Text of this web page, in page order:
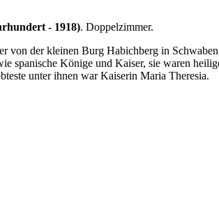
- 1918). Doppelzimmer.
von der kleinen Burg Habichberg in
spanische Könige und Kaiser, sie waren
unter ihnen war Kaiserin Maria Theresia.